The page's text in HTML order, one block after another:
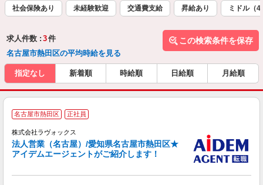
社会保険あり 未経験歓迎 交通費支給 昇給あり ミドル（
求人件数 : 3件
名古屋市熱田区の平均時給を見る
この検索条件を保存
指定なし 新着順 時給順 日給順 月給順
名古屋市熱田区 正社員
株式会社ラヴォックス
法人営業（名古屋）/愛知県名古屋市熱田区★
アイデムエージェントがご紹介します！